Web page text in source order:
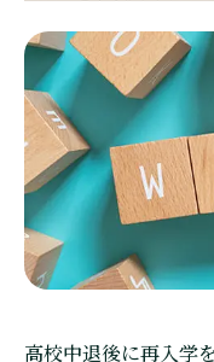
高校中退後に再入学